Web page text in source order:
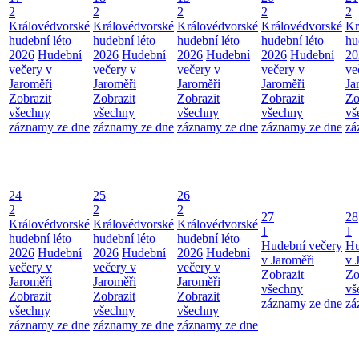
2
Královédvorské
hudební léto
2026 Hudební
večery v
Jaroměři
Zobrazit
všechny
záznamy ze dne
2
Královédvorské
hudební léto
2026 Hudební
večery v
Jaroměři
Zobrazit
všechny
záznamy ze dne
2
Královédvorské
hudební léto
2026 Hudební
večery v
Jaroměři
Zobrazit
všechny
záznamy ze dne
2
Královédvorské
hudební léto
2026 Hudební
večery v
Jaroměři
Zobrazit
všechny
záznamy ze dne
2
24
2
Královédvorské
hudební léto
2026 Hudební
večery v
Jaroměři
Zobrazit
všechny
záznamy ze dne
25
2
Královédvorské
hudební léto
2026 Hudební
večery v
Jaroměři
Zobrazit
všechny
záznamy ze dne
26
2
Královédvorské
hudební léto
2026 Hudební
večery v
Jaroměři
Zobrazit
všechny
záznamy ze dne
27
1
Hudební večery
v Jaroměři
Zobrazit
všechny
záznamy ze dne
28
1
v